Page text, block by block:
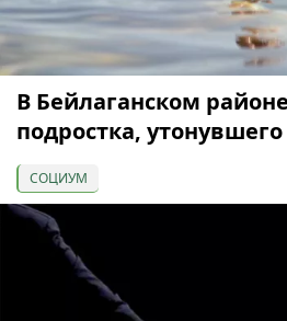
В Бейлаганском
подростка,
СОЦИУМ